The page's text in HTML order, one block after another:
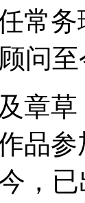
常
问
章
品
，